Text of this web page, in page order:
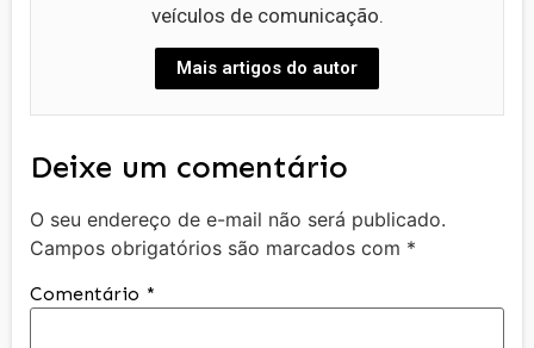
veículos de comunicação.
Mais artigos do autor
Deixe um comentário
O seu endereço de e-mail não será publicado.
Campos obrigatórios são marcados com *
Comentário *